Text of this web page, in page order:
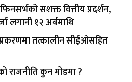
सशक्त वित्तीय प्रदर्शन,
लगानी १२ अर्बमाथि
तत्कालीन सीईओसहित
राजनीति कुन मोडमा ?